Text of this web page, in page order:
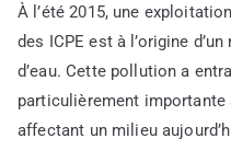
À l’été 2015, une
des ICPE est à l’origine
d’eau. Cette pollution a
particulièrement
affectant un milieu